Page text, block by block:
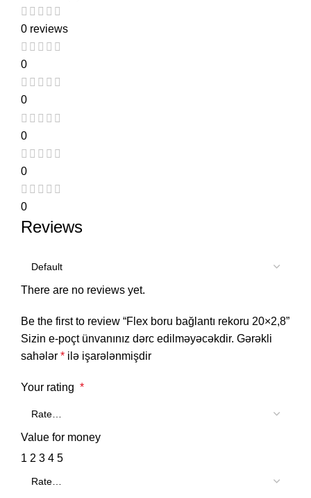
0 reviews
0
0
0
0
0
Reviews
There are no reviews yet.
Be the first to review “Flex boru bağlantı rekoru 20×2,8”
Sizin e-poçt ünvanınız dərc edilməyəcəkdir. Gərəkli
sahələr * ilə işarələnmişdir
Your rating *
Value for money
1 2 3 4 5